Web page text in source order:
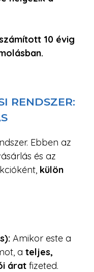
10 évig
RENDSZER:
Ebben az
és az
külön
Amikor este a
a teljes,
árat fizeted.